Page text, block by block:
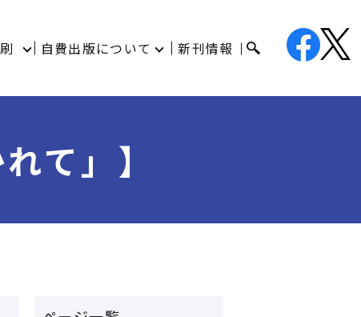
自費出版について 新刊情報
て」】